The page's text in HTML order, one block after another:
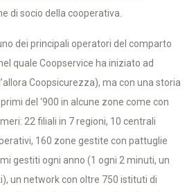
di socio della cooperativa.
dei principali operatori del comparto
quale Coopservice ha iniziato ad
Coopsicurezza), ma con una storia
del ‘900 in alcune zone come con
22 filiali in 7 regioni, 10 centrali
160 zone gestite con pattuglie
gestiti ogni anno (1 ogni 2 minuti, un
un network con oltre 750 istituti di